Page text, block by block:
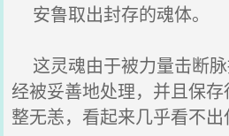
安鲁取出封存的魂体。
这灵魂由于被力量击断
经被妥善地处理，并且保
整无恙，看起来几乎看不出